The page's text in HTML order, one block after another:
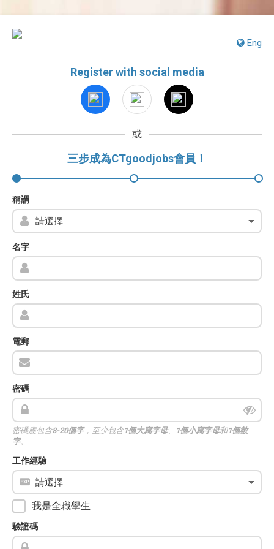
Eng
Register with social media
或
三步成為CTgoodjobs會員！
稱謂
名字
姓氏
電郵
密碼
密碼應包含8-20個字，至少包含1個大寫字母、 1個小寫字母和1個數
字。
工作經驗
我是全職學生
驗證碼